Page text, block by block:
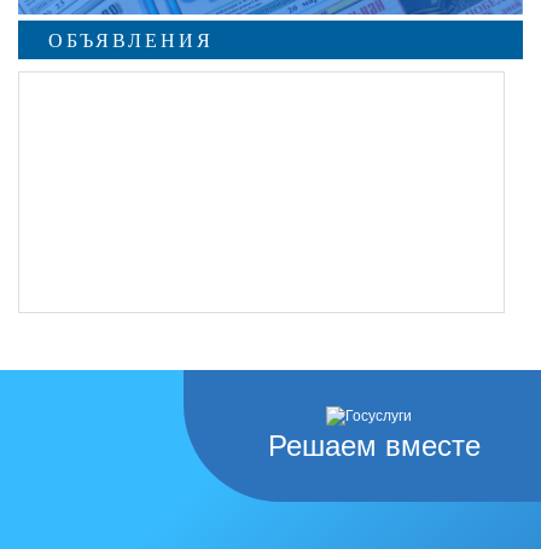
ОБЪЯВЛЕНИЯ
Решаем вместе